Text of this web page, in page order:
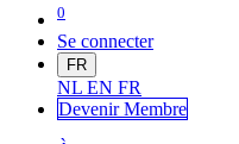
0
Se connecter
FR
NL EN FR
Devenir Membre